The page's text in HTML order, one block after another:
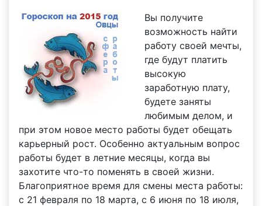
Вы получите
возможность найти
работу своей мечты,
где будут платить
высокую
заработную плату,
будете заняты
любимым делом, и
при этом новое место работы будет обещать
карьерный рост. Особенно актуальным вопрос
работы будет в летние месяцы, когда вы
захотите что-то поменять в своей жизни.
Благоприятное время для смены места работы:
с 21 февраля по 18 марта, с 6 июня по 18 июля,